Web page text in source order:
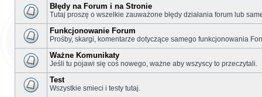
Błędy na Forum i na Stronie
Tutaj proszę o wszelkie zauważone błędy działania forum lub
Funkcjonowanie Forum
Prośby, skargi, komentarze dotyczące samego funkcjonowania
Ważne Komunikaty
Jeśli tu pojawi się coś nowego, ważne aby wszyscy to przeczytali.
Test
Wszystkie smieci i testy tutaj.